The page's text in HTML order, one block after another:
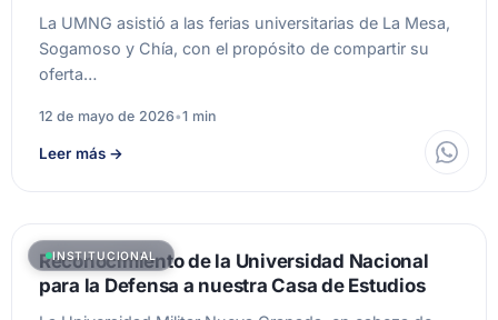
La UMNG asistió a las ferias universitarias de La Mesa,
Sogamoso y Chía, con el propósito de compartir su
oferta…
12 de mayo de 2026•1 min
Leer más →
INSTITUCIONAL
Reconocimiento de la Universidad Nacional
para la Defensa a nuestra Casa de Estudios